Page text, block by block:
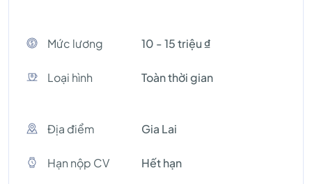
Mức lương 10 - 15 triệu ₫
Loại hình Toàn thời gian
Địa điểm Gia Lai
Hạn nộp CV Hết hạn